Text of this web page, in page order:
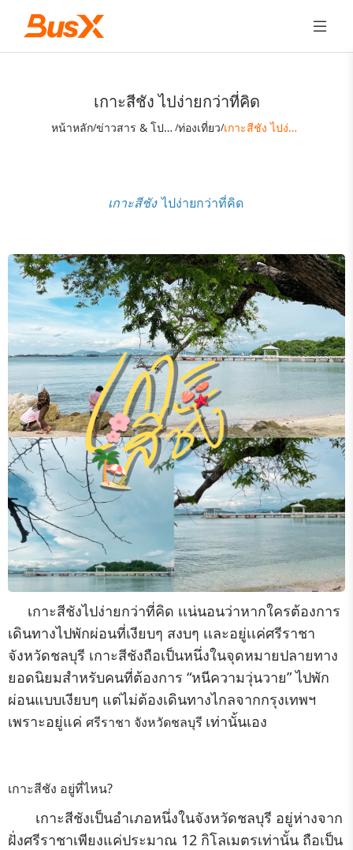
เกาะสีชัง ไปง่ายกว่าที่คิด
หน้าหลัก/ ข่าวสาร & โปรโมชั่น /ท่องเที่ยว/ เกาะสีชัง ไปง่ายกว่าที่คิด
เกาะสีชัง ไปง่ายกว่าที่คิด
เกาะสีชังไปง่ายกว่าที่คิด เเน่นอนว่าหากใครต้องการ
เดินทางไปพักผ่อนที่เงียบๆ สงบๆ เเละอยู่เเค่ศรีราชา
จังหวัดชลบุรี เกาะสีชังถือเป็นหนึ่งในจุดหมายปลายทาง
ยอดนิยมสำหรับคนที่ต้องการ “หนีความวุ่นวาย” ไปพัก
ผ่อนแบบเงียบๆ แต่ไม่ต้องเดินทางไกลจากกรุงเทพฯ
เพราะอยู่แค่ ศรีราชา จังหวัดชลบุรี เท่านั้นเอง
เกาะสีชัง อยู่ที่ไหน?
เกาะสีชังเป็นอำเภอหนึ่งในจังหวัดชลบุรี อยู่ห่างจาก
ฝั่งศรีราชาเพียงแค่ประมาณ 12 กิโลเมตรเท่านั้น ถือเป็น